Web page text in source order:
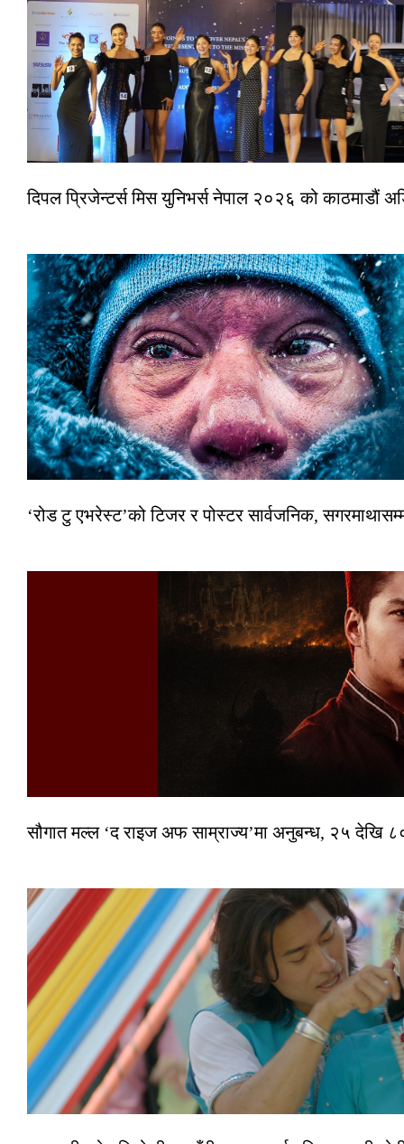
दिपल प्रिजेन्टर्स मिस युनिभर्स नेपाल २०२६ को काठमाडौं
‘रोड टु एभरेस्ट’को टिजर र पोस्टर सार्वजनिक,
सौगात मल्ल ‘द राइज अफ साम्राज्य’मा अनुबन्ध, २५ देखि